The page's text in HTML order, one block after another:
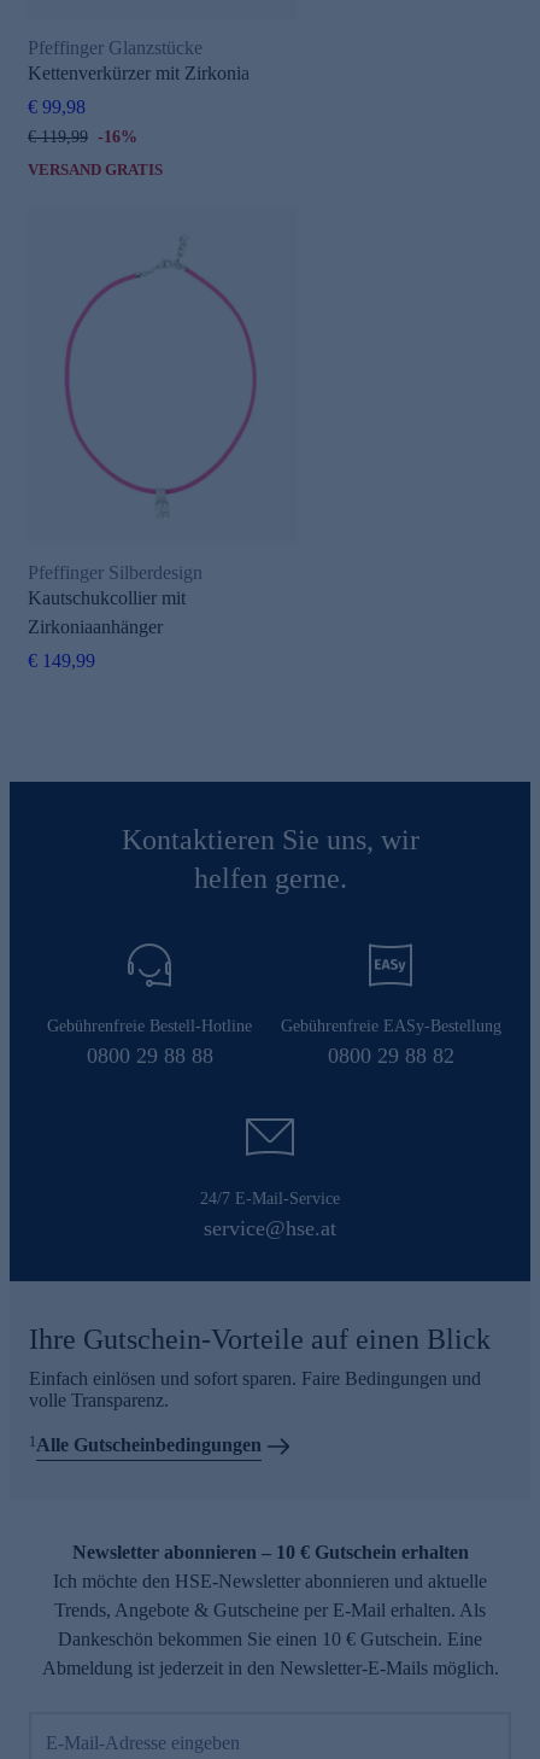
Pfeffinger Glanzstücke
Kettenverkürzer mit Zirkonia
€ 99,98
€ 119,99 -16%
VERSAND GRATIS
Pfeffinger Silberdesign
Kautschukcollier mit
Zirkoniaanhänger
€ 149,99
Kontaktieren Sie uns, wir
helfen gerne.
Gebührenfreie Bestell-Hotline
0800 29 88 88
Gebührenfreie EASy-Bestellung
0800 29 88 82
24/7 E-Mail-Service
service@hse.at
Ihre Gutschein-Vorteile auf einen Blick
Einfach einlösen und sofort sparen. Faire Bedingungen und
volle Transparenz.
1 Alle Gutscheinbedingungen
Newsletter abonnieren – 10 € Gutschein erhalten
Ich möchte den HSE-Newsletter abonnieren und aktuelle
Trends, Angebote & Gutscheine per E-Mail erhalten. Als
Dankeschön bekommen Sie einen 10 € Gutschein. Eine
Abmeldung ist jederzeit in den Newsletter-E-Mails möglich.
E-Mail-Adresse eingeben